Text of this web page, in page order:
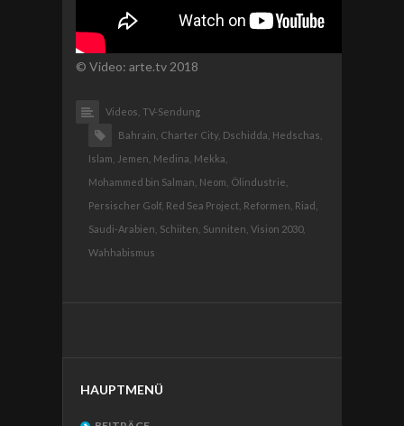
© Video: arte.tv 2018
Videos, TV-Sendung
Bahrain, Charter City, Dschidda, Hedschas,
Islam,
Jemen, Medina, Mekka,
Mohammed bin Salman, Neom, Ölindustrie,
Persischer Golf, Red Sea Project, Reformen, Riad,
Saudi-Arabien, Schiiten, Sunniten, Vision 2030,
Wahhabismus
HAUPTMENÜ